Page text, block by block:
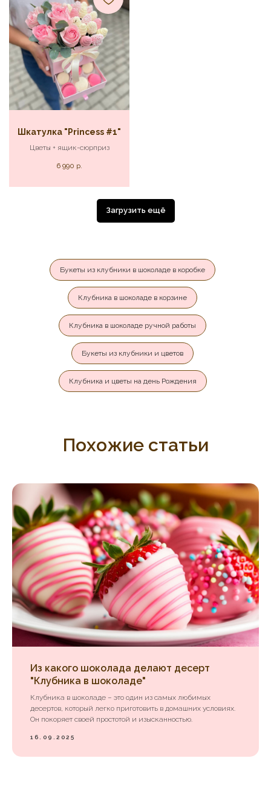
Шкатулка "Princess #1"
Цветы + ящик-сюрприз
6 990 р.
Загрузить ещё
Букеты из клубники в шоколаде в коробке
Клубника в шоколаде в корзине
Клубника в шоколаде ручной работы
Букеты из клубники и цветов
Клубника и цветы на день Рождения
Похожие статьи
Из какого шоколада делают десерт
"Клубника в шоколаде"
Клубника в шоколаде – это один из самых любимых
десертов, который легко приготовить в домашних условиях.
Он покоряет своей простотой и изысканностью.
16.09.2025